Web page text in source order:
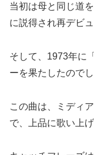
当初は母と同じ道
に説得され再デビ
そして、1973年に
ーを果たしたのでし
この曲は、ミディ
で、上品に歌い上